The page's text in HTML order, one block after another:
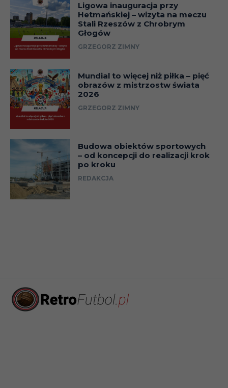
Ligowa inauguracja przy
Hetmańskiej – wizyta na meczu
Stali Rzeszów z Chrobrym
Głogów
GRZEGORZ ZIMNY
Mundial to więcej niż piłka – pięć
obrazów z mistrzostw świata
2026
GRZEGORZ ZIMNY
Budowa obiektów sportowych
– od koncepcji do realizacji krok
po kroku
REDAKCJA